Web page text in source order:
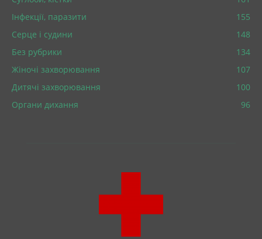
Інфекції, паразити
155
Серце і судини
148
Без рубрики
134
Жіночі захворювання
107
Дитячі захворювання
100
Органи дихання
96